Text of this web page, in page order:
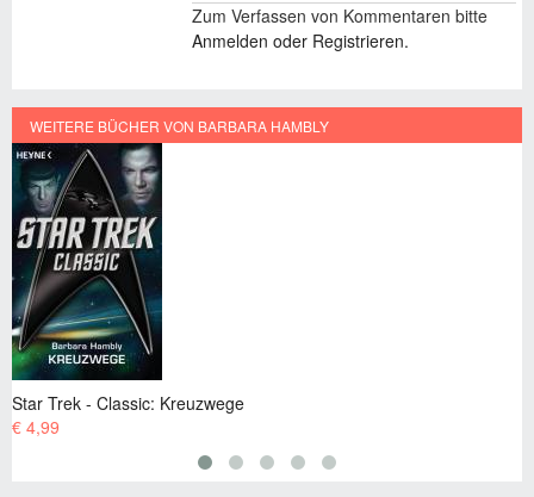
Zum Verfassen von Kommentaren bitte
Anmelden oder Registrieren.
WEITERE BÜCHER VON BARBARA HAMBLY
- Classic: Kreuzwege